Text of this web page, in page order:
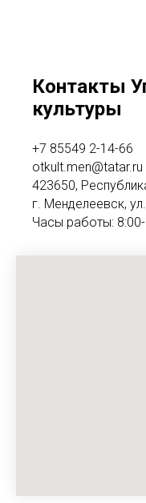
Контакты
культуры
+7 85549 2-14-66
otkult.men@tatar.ru
423650,
г. Менделеевск,
Часы работы: